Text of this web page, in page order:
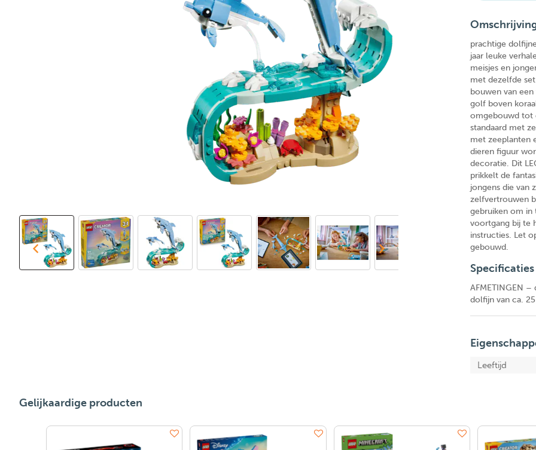
prachtige
jaar leuke
meisjes en
met dezelfde
bouwen van
golf boven
omgebouwd tot
standaard met
met zeeplanten
dieren figuur
decoratie. Dit
prikkelt de
jongens die van
zelfvertrouwen
gebruiken om in
voortgang bij te
instructies. Let
gebouwd.
Specificaties
AFMETINGEN
dolfijn van ca.
Leeftijd
Gelijkaardige producten